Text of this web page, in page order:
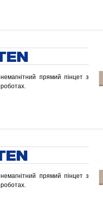
прямий пінцет з
роботах.
прямий пінцет з
роботах.